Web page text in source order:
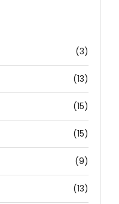
(3)
(13)
(15)
(15)
(9)
(13)